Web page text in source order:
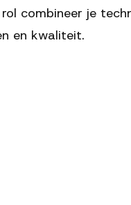
combineer je
en kwaliteit.